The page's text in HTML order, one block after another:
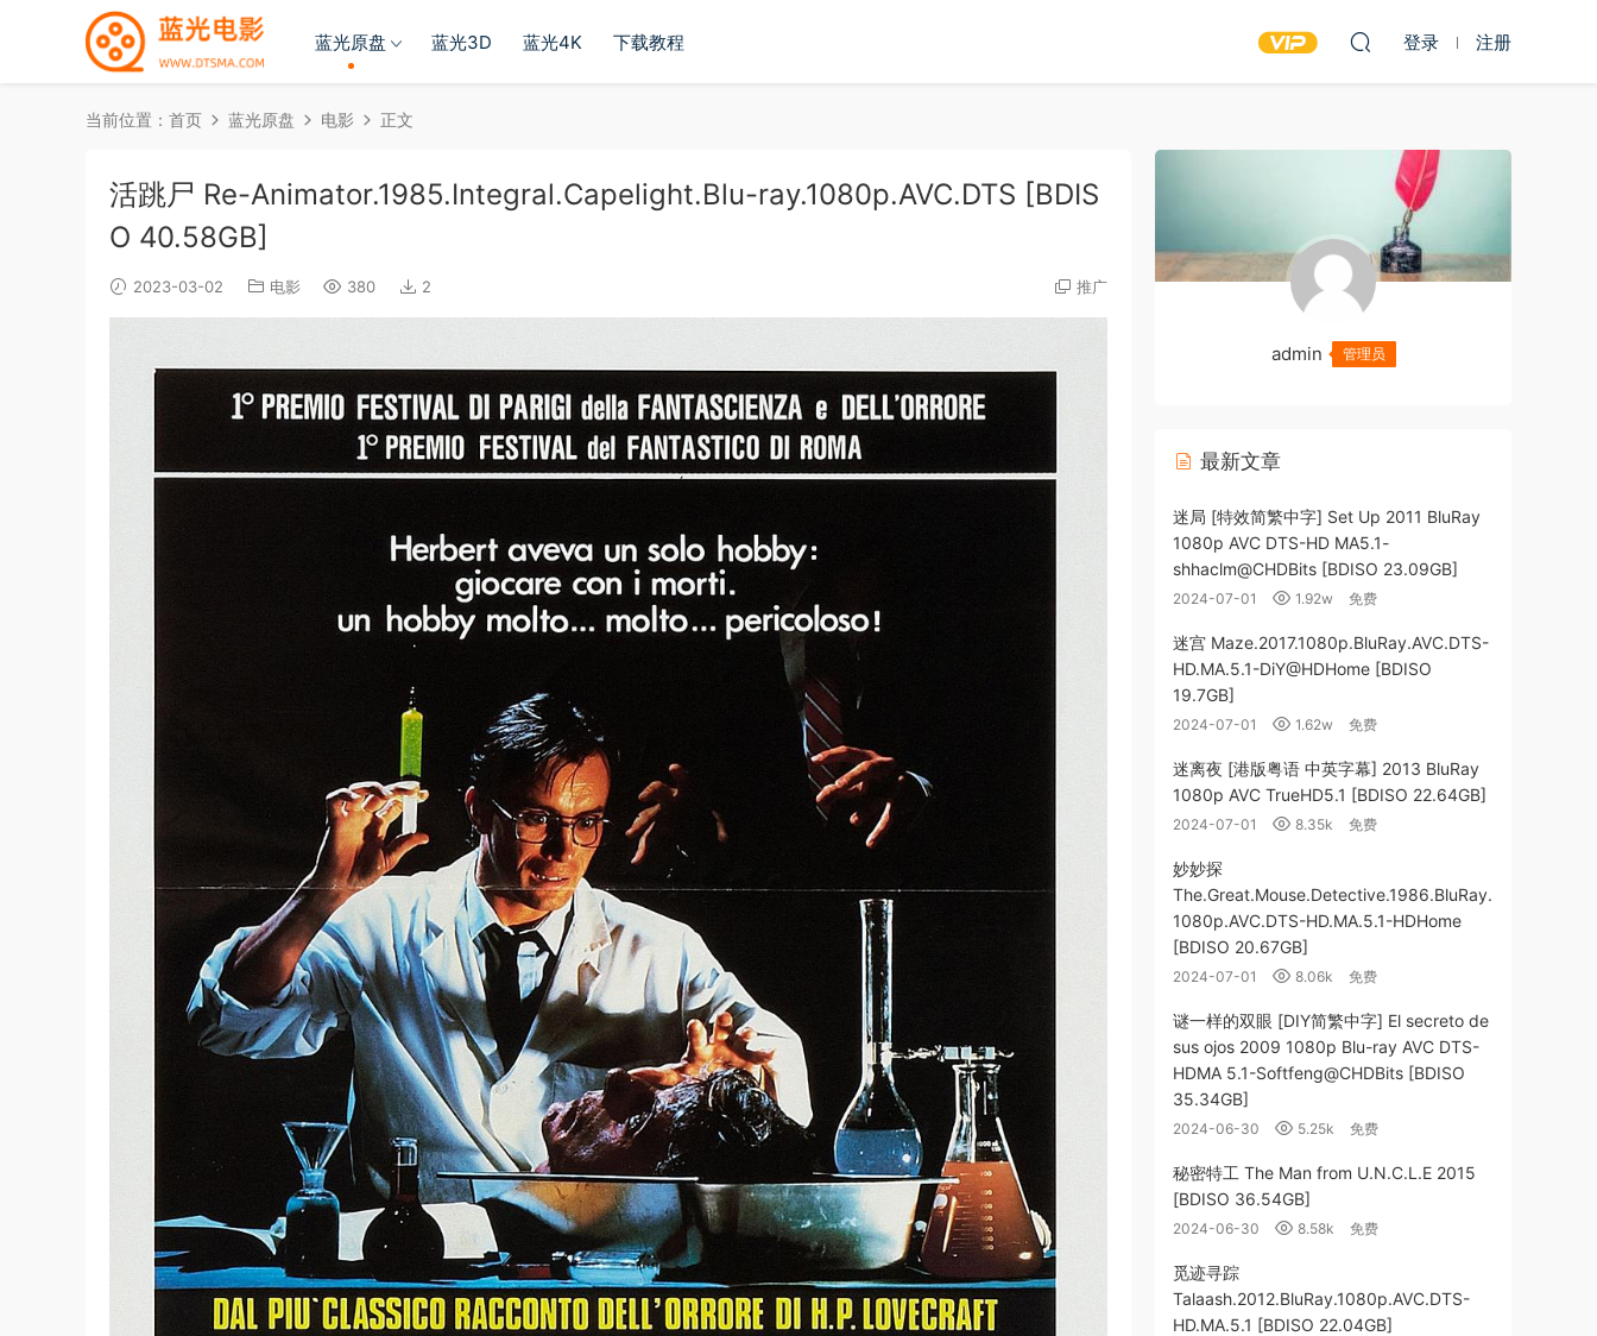
蓝光原盘 蓝光3D 蓝光4K 下载教程 登录 注册
当前位置： 首页 蓝光原盘 电影 正文
活跳尸 Re-Animator.1985.Integral.Capelight.Blu-ray.1080p.AVC.DTS [BDIS
O 40.58GB]
2023-03-02 电影 380 2 推广
admin 管理员
最新文章
迷局 [特效简繁中字] Set Up 2011 BluRay
1080p AVC DTS-HD MA5.1-
shhaclm@CHDBits [BDISO 23.09GB]
2024-07-01 1.92w 免费
迷宫 Maze.2017.1080p.BluRay.AVC.DTS-
HD.MA.5.1-DiY@HDHome [BDISO
19.7GB]
2024-07-01 1.62w 免费
迷离夜 [港版粤语 中英字幕] 2013 BluRay
1080p AVC TrueHD5.1 [BDISO 22.64GB]
2024-07-01 8.35k 免费
妙妙探
The.Great.Mouse.Detective.1986.BluRay.
1080p.AVC.DTS-HD.MA.5.1-HDHome
[BDISO 20.67GB]
2024-07-01 8.06k 免费
谜一样的双眼 [DIY简繁中字] El secreto de
sus ojos 2009 1080p Blu-ray AVC DTS-
HDMA 5.1-Softfeng@CHDBits [BDISO
35.34GB]
2024-06-30 5.25k 免费
秘密特工 The Man from U.N.C.L.E 2015
[BDISO 36.54GB]
2024-06-30 8.58k 免费
觅迹寻踪
Talaash.2012.BluRay.1080p.AVC.DTS-
HD.MA.5.1 [BDISO 22.04GB]